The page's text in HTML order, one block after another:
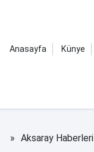
Anasayfa Künye
Aksaray Haberleri